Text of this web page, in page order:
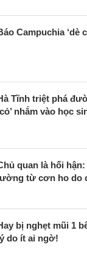
Campuchia ‘dè
Tĩnh triệt phá
nhắm vào học
quan là hối
từ cơn ho do
bị nghẹt mũi 1
do ít ai ngờ!